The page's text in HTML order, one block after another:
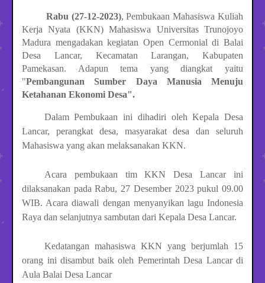
Rabu (27-12-2023), Pembukaan Mahasiswa Kuliah
Kerja Nyata (KKN) Mahasiswa Universitas Trunojoyo
Madura mengadakan kegiatan Open Cermonial di Balai
Desa Lancar, Kecamatan Larangan, Kabupaten
Pamekasan. Adapun tema yang diangkat yaitu
"Pembangunan Sumber Daya Manusia Menuju
Ketahanan Ekonomi Desa".
Dalam Pembukaan ini dihadiri oleh Kepala Desa
Lancar, perangkat desa, masyarakat desa dan seluruh
Mahasiswa yang akan melaksanakan KKN.
Acara pembukaan tim KKN Desa Lancar ini
dilaksanakan pada Rabu, 27 Desember 2023 pukul 09.00
WIB. Acara diawali dengan menyanyikan lagu Indonesia
Raya dan selanjutnya sambutan dari Kepala Desa Lancar.
Kedatangan mahasiswa KKN yang berjumlah 15
orang ini disambut baik oleh Pemerintah Desa Lancar di
Aula Balai Desa Lancar